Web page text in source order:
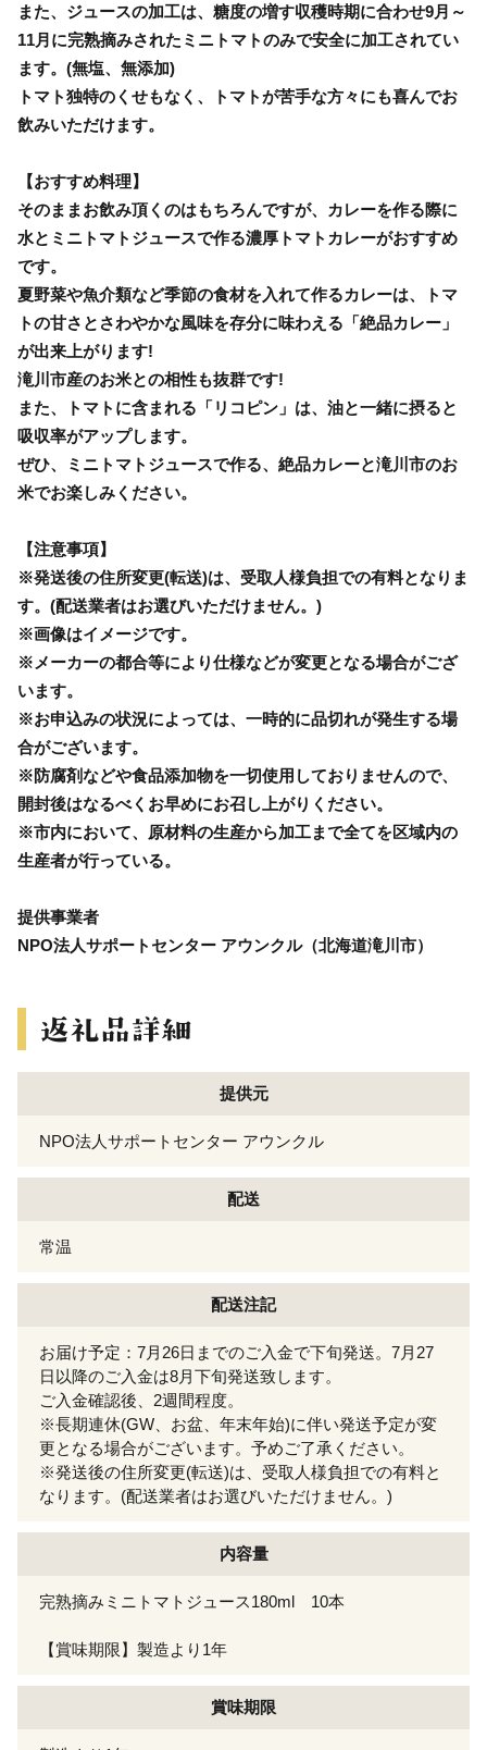
また、ジュースの加工は、糖度の増す収穫時期に合わせ9月～
11月に完熟摘みされたミニトマトのみで安全に加工されてい
ます。(無塩、無添加)
トマト独特のくせもなく、トマトが苦手な方々にも喜んでお
飲みいただけます。
【おすすめ料理】
そのままお飲み頂くのはもちろんですが、カレーを作る際に
水とミニトマトジュースで作る濃厚トマトカレーがおすすめ
です。
夏野菜や魚介類など季節の食材を入れて作るカレーは、トマ
トの甘さとさわやかな風味を存分に味わえる「絶品カレー」
が出来上がります!
滝川市産のお米との相性も抜群です!
また、トマトに含まれる「リコピン」は、油と一緒に摂ると
吸収率がアップします。
ぜひ、ミニトマトジュースで作る、絶品カレーと滝川市のお
米でお楽しみください。
【注意事項】
※発送後の住所変更(転送)は、受取人様負担での有料となりま
す。(配送業者はお選びいただけません。)
※画像はイメージです。
※メーカーの都合等により仕様などが変更となる場合がござ
います。
※お申込みの状況によっては、一時的に品切れが発生する場
合がございます。
※防腐剤などや食品添加物を一切使用しておりませんので、
開封後はなるべくお早めにお召し上がりください。
※市内において、原材料の生産から加工まで全てを区域内の
生産者が行っている。
提供事業者
NPO法人サポートセンター アウンクル（北海道滝川市）
提供元
NPO法人サポートセンター アウンクル
配送
常温
配送注記
お届け予定：7月26日までのご入金で下旬発送。7月27
日以降のご入金は8月下旬発送致します。
ご入金確認後、2週間程度。
※長期連休(GW、お盆、年末年始)に伴い発送予定が変
更となる場合がございます。予めご了承ください。
※発送後の住所変更(転送)は、受取人様負担での有料と
なります。(配送業者はお選びいただけません。)
内容量
完熟摘みミニトマトジュース180ml 10本
【賞味期限】製造より1年
賞味期限